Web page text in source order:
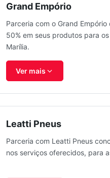
Grand Empório
Parceria com o Grand
50% em seus produtos para
Marília.
Ver mais
Leatti Pneus
Parceria com Leatti Pneus
nos serviços oferecidos, para